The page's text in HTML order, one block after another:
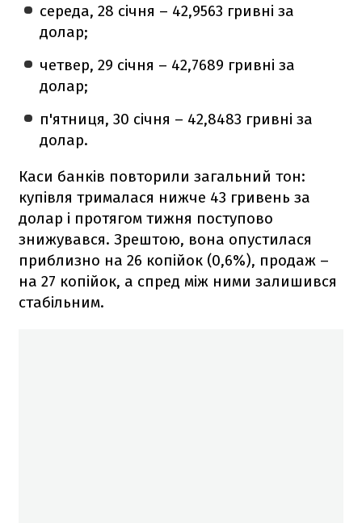
середа, 28 січня – 42,9563 гривні за
долар;
четвер, 29 січня – 42,7689 гривні за
долар;
п'ятниця, 30 січня – 42,8483 гривні за
долар.
Каси банків повторили загальний тон:
купівля трималася нижче 43 гривень за
долар і протягом тижня поступово
знижувався. Зрештою, вона опустилася
приблизно на 26 копійок (0,6%), продаж –
на 27 копійок, а спред між ними залишився
стабільним.